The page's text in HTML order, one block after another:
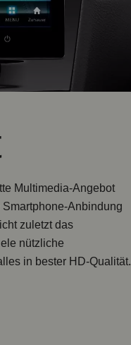
Multimedia-Angebot
Anbindung
zuletzt das
nützliche
in bester HD-Qualität.